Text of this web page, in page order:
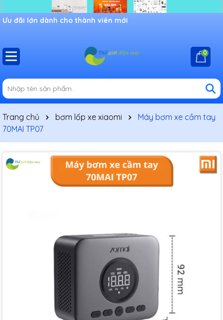
Ưu đãi lớn dành cho thành viên mới
0
Trang chủ bơm lốp xe xiaomi
Máy bơm xe cầm tay
70MAI TP07